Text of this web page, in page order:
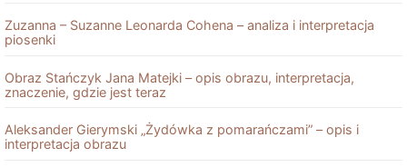
Zuzanna – Suzanne Leonarda Cohena – analiza i interpretacja
piosenki
Obraz Stańczyk Jana Matejki – opis obrazu, interpretacja,
znaczenie, gdzie jest teraz
Aleksander Gierymski „Żydówka z pomarańczami” – opis i
interpretacja obrazu